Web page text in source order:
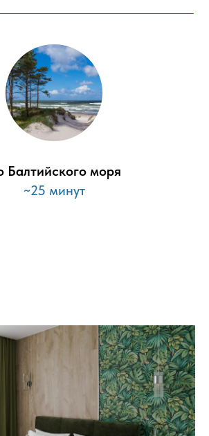
Балтийского моря
~25 минут